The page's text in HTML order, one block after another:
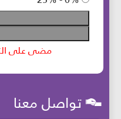
تواصل معنا